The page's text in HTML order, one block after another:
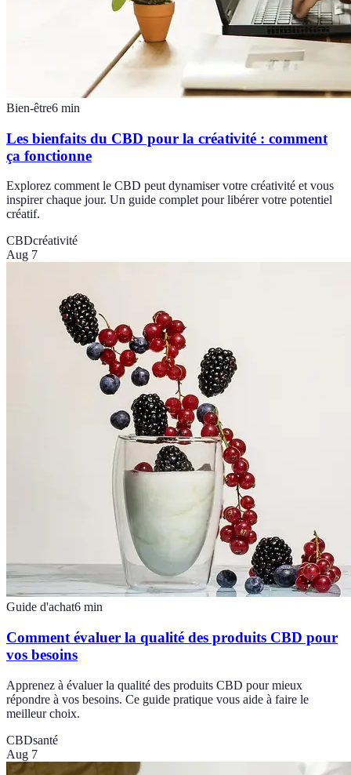
Bien-être6 min
Les bienfaits du CBD pour la créativité : comment
ça fonctionne
Explorez comment le CBD peut dynamiser votre créativité et vous
inspirer chaque jour. Un guide complet pour libérer votre potentiel
créatif.
CBDcréativité
Aug 7
Guide d'achat6 min
Comment évaluer la qualité des produits CBD pour
vos besoins
Apprenez à évaluer la qualité des produits CBD pour mieux
répondre à vos besoins. Ce guide pratique vous aide à faire le
meilleur choix.
CBDsanté
Aug 7